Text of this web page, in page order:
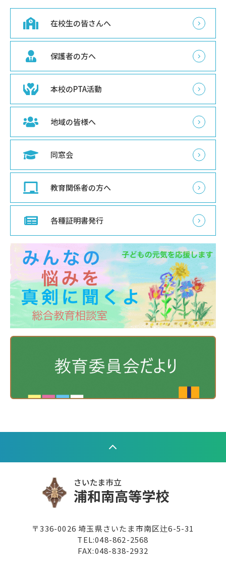
在校生の皆さんへ
保護者の方へ
本校のPTA活動
地域の皆様へ
同窓会
教育関係者の方へ
各種証明書発行
〒336-0026 埼玉県さいたま市南区辻6-5-31
TEL:048-862-2568
FAX:048-838-2932